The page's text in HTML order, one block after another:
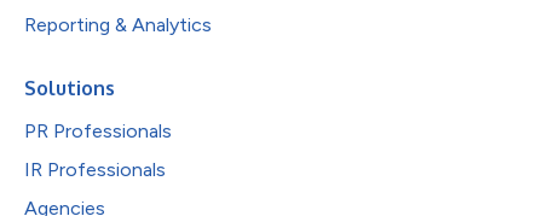
Reporting & Analytics
Solutions
PR Professionals
IR Professionals
Agencies